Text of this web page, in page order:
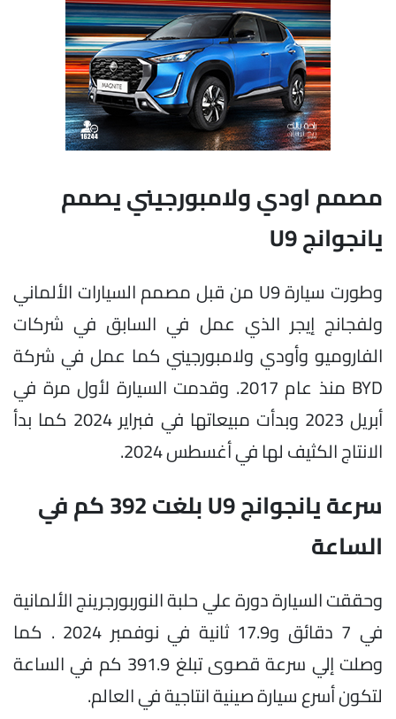
مصمم اودي ولامبورجيني يصمم
يانجوانج U9
وطورت سيارة U9 من قبل مصمم السيارات الألماني
ولفجانج إيجر الذي عمل في السابق في شركات
الفاروميو وأودي ولامبورجيني كما عمل في شركة
BYD منذ عام 2017. وقدمت السيارة لأول مرة في
أبريل 2023 وبدأت مبيعاتها في فبراير 2024 كما بدأ
الانتاج الكثيف لها في أغسطس 2024.
سرعة يانجوانج U9 بلغت 392 كم في
الساعة
وحققت السيارة دورة علي حلبة النوربورجرينج الألمانية
في 7 دقائق و17.9 ثانية في نوفمبر 2024 . كما
وصلت إلي سرعة قصوى تبلغ 391.9 كم في الساعة
لتكون أسرع سيارة صينية انتاجية في العالم.